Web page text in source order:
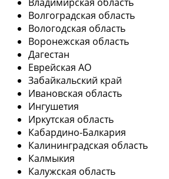
Владимирская область
Волгоградская область
Вологодская область
Воронежская область
Дагестан
Еврейская АО
Забайкальский край
Ивановская область
Ингушетия
Иркутская область
Кабардино-Балкария
Калининградская область
Калмыкия
Калужская область